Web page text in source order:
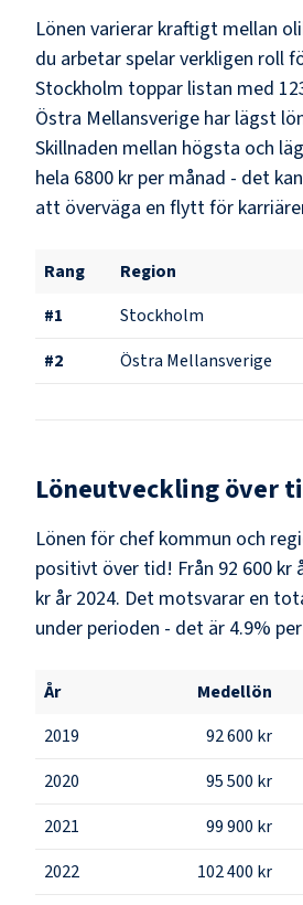
Lönen varierar kraftigt mellan
du arbetar spelar verkligen roll
Stockholm toppar listan med
Östra Mellansverige har lägst
Skillnaden mellan högsta och
hela 6800 kr per månad - det
att överväga en flytt för
Rang Region
#1 Stockholm
#2 Östra Mellansverige
Löneutveckling över
Lönen för chef kommun och
positivt över tid! Från 92 600 kr
kr år 2024. Det motsvarar en
under perioden - det är 4.9%
År Medellön
2019
92 600 kr
2020
95 500 kr
2021
99 900 kr
2022
102 400 kr